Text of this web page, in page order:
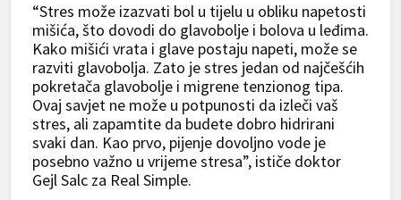
“Stres može izazvati bol u tijelu u obliku napetosti
mišića, što dovodi do glavobolje i bolova u leđima.
Kako mišići vrata i glave postaju napeti, može se
razviti glavobolja. Zato je stres jedan od najčešćih
pokretača glavobolje i migrene tenzionog tipa.
Ovaj savjet ne može u potpunosti da izleči vaš
stres, ali zapamtite da budete dobro hidrirani
svaki dan. Kao prvo, pijenje dovoljno vode je
posebno važno u vrijeme stresa”, ističe doktor
Gejl Salc za Real Simple.